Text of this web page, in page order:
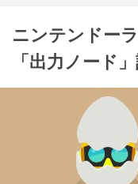
ニンテンドー
「出力ノード